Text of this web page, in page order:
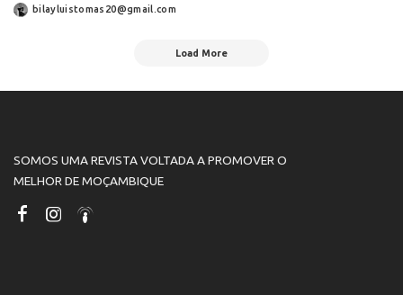
bilayluistomas20@gmail.com
Load More
SOMOS UMA REVISTA VOLTADA A PROMOVER O
MELHOR DE MOÇAMBIQUE